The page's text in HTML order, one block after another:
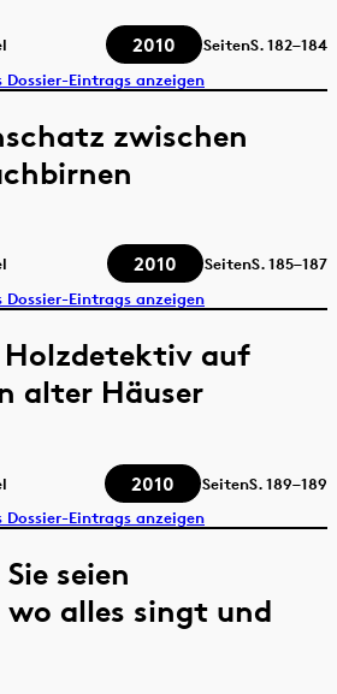
2010 SeitenS.182–184
Dossier-Eintrags anzeigen
zwischen
2010 SeitenS.185–187
Dossier-Eintrags anzeigen
Holzdetektiv auf
alter Häuser
2010 SeitenS.189–189
Dossier-Eintrags anzeigen
seien
alles singt und